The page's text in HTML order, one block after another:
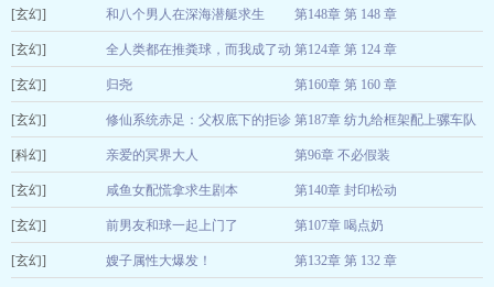
探花手mumu
[玄幻] 和八个男人在深海潜艇求生 第148章 第 148 章
赞美月神
[玄幻] 全人类都在推粪球，而我成了动
物园沟通大师
第124章 第 124 章
举头三尺有甲方
[玄幻] 归尧 第160章 第 160 章
叛逆小女孩 08-07
[玄幻] 修仙系统赤足：父权底下的拒诊
者
第187章 纺九给框架配上骡车队
魔念念
[科幻] 亲爱的冥界大人 第96章 不必假装
松萝挽不语
[玄幻] 咸鱼女配慌拿求生剧本 第140章 封印松动
落雨雨
[玄幻] 前男友和球一起上门了 第107章 喝点奶
千郁金
[玄幻] 嫂子属性大爆发！ 第132章 第 132 章